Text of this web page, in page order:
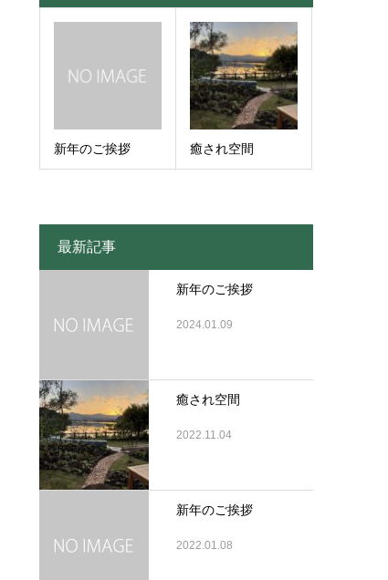
新年のご挨拶 癒され空間
最新記事
新年のご挨拶
2024.01.09
癒され空間
2022.11.04
新年のご挨拶
2022.01.08